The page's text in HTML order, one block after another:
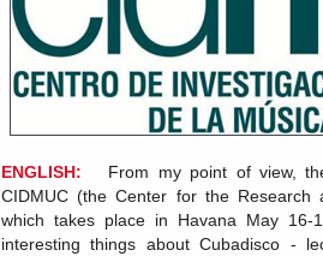
ENGLISH:
From my point of view,
CIDMUC (the Center for the Research
which takes place in Havana May
interesting things about Cubadisco -